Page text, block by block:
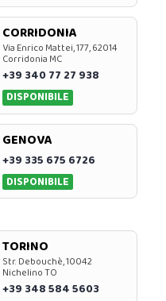
CORRIDONIA
Via Enrico Mattei, 177, 62014
Corridonia MC
+39 340 77 27 938
DISPONIBILE
GENOVA
+39 335 675 6726
DISPONIBILE
TORINO
Str. Debouchè, 10042
Nichelino TO
+39 348 584 5603